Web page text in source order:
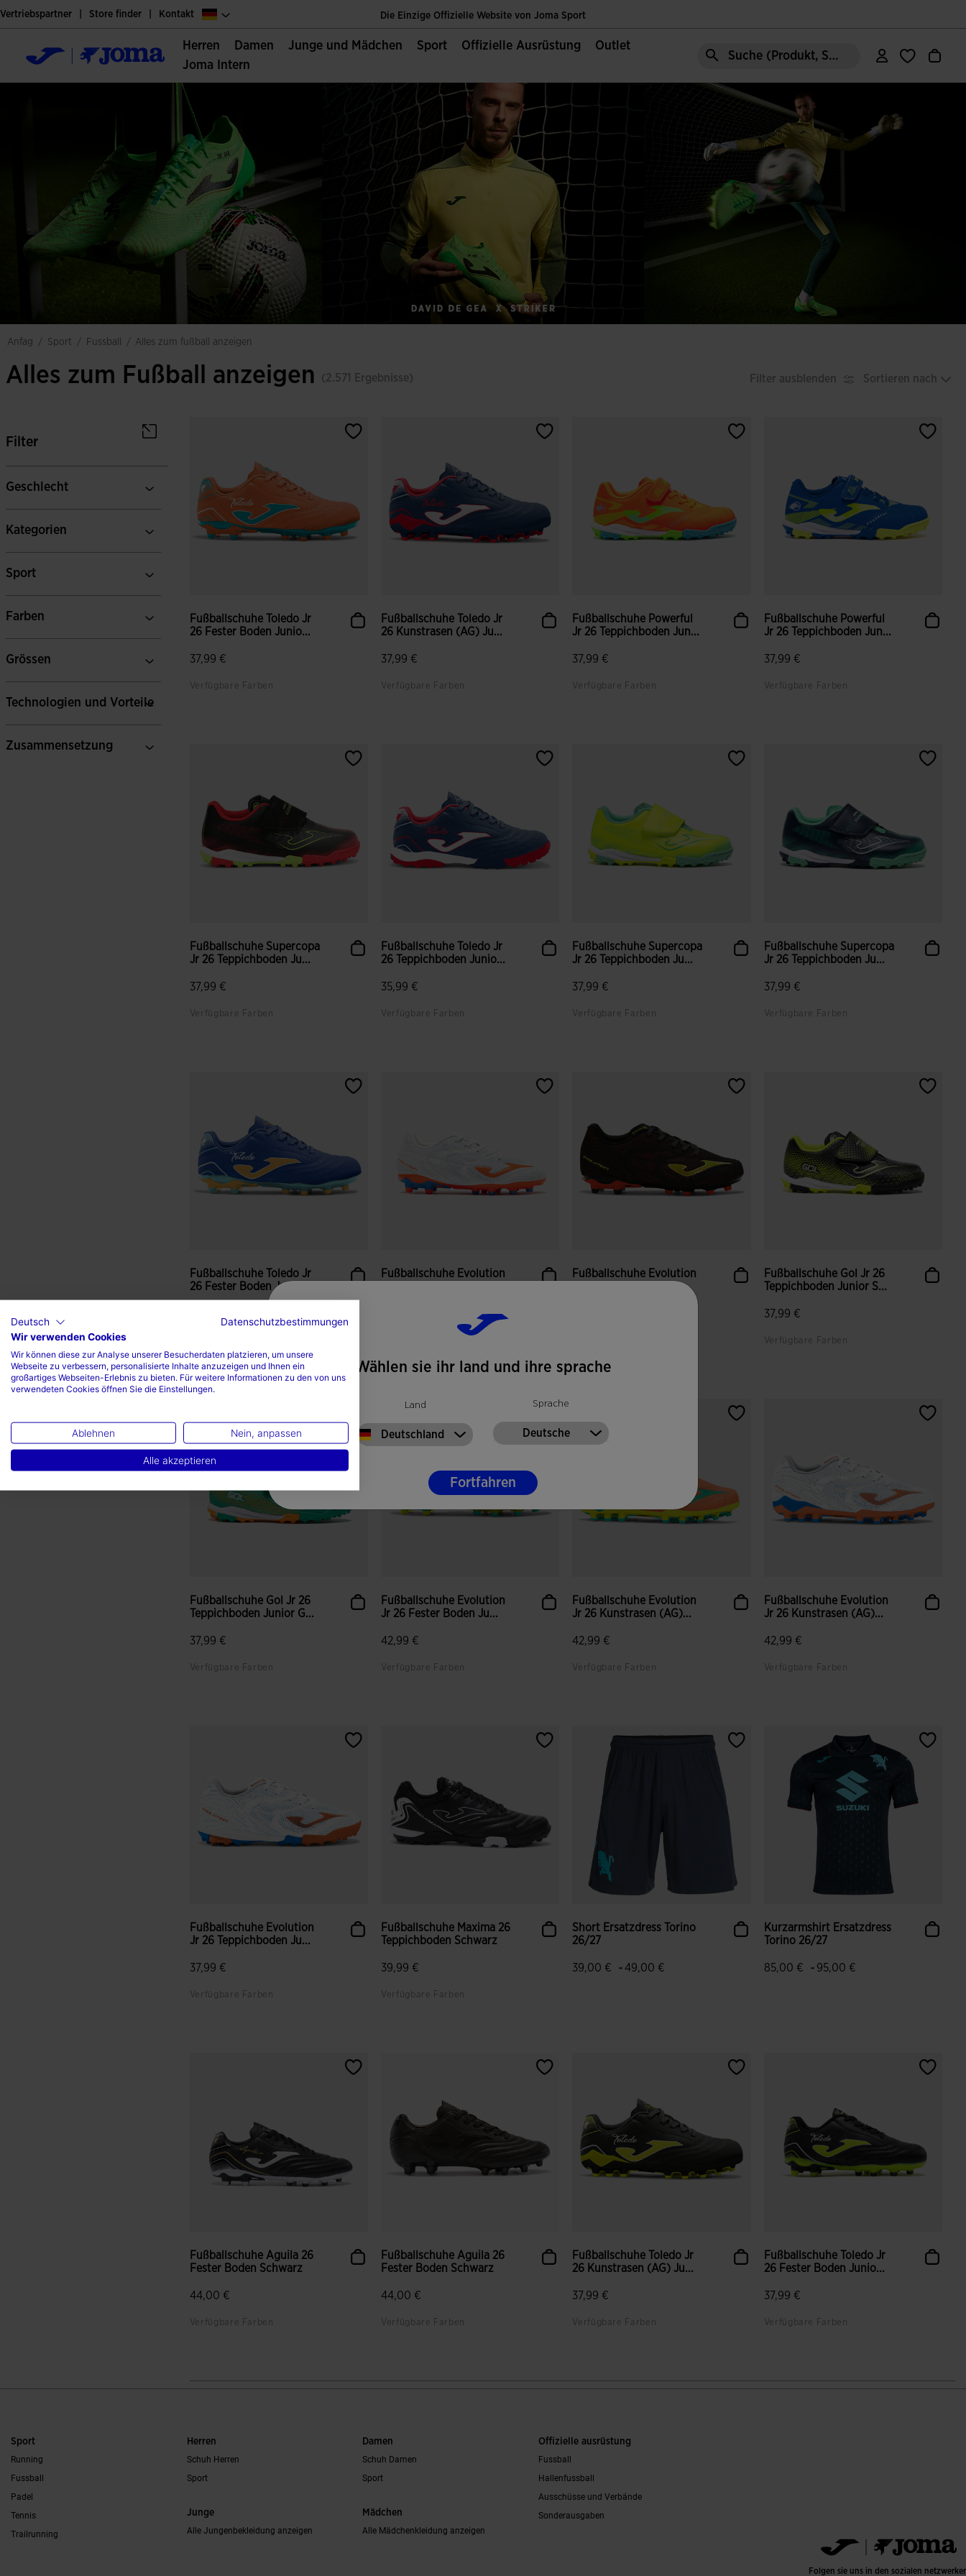
Die Einzige Offizielle Website von Joma Sport
Kosteloser versand ab 70€
Kosteloser versand ab 70€
Vertriebspartner Store finder Kontakt
Herren Damen Junge und Mädchen Sport Offizielle Ausrüstung
Outlet
Joma Intern
Suche (Produkt, Stil, Bereich, etc.)
anfag / sport / fussball / alles zum fußball anzeigen
Alles zum Fußball anzeigen (2.571 Ergebnisse) Filter ausblenden Sortieren nach
Filter
Geschlecht
Kategorien
Sport
Farben
Grössen
Technologien und Vorteile
Zusammensetzung
Fußballschuhe Toledo Jr
26 Fester Boden Junio...
37,99 €
Verfügbare Farben
Fußballschuhe Toledo Jr
26 Kunstrasen (AG) Ju...
37,99 €
Verfügbare Farben
Fußballschuhe Powerful
Jr 26 Teppichboden Jun...
37,99 €
Verfügbare Farben
Fußballschuhe Powerful
Jr 26 Teppichboden Jun...
37,99 €
Verfügbare Farben
Fußballschuhe Supercopa
Jr 26 Teppichboden Ju...
37,99 €
Verfügbare Farben
Fußballschuhe Toledo Jr
26 Teppichboden Junio...
35,99 €
Verfügbare Farben
Fußballschuhe Supercopa
Jr 26 Teppichboden Ju...
37,99 €
Verfügbare Farben
Fußballschuhe Supercopa
Jr 26 Teppichboden Ju...
37,99 €
Verfügbare Farben
Fußballschuhe Toledo Jr
26 Fester Boden Junio...
4 von 5 Kundenbewertungen
Fußballschuhe Evolution
Fußballschuhe Evolution
Jr 26 Fester Boden Ju...
Fußballschuhe Gol Jr 26
Teppichboden Junior S...
37,99 €
Verfügbare Farben
Fußballschuhe Gol Jr 26
Teppichboden Junior G...
37,99 €
Verfügbare Farben
Fußballschuhe Evolution
Jr 26 Fester Boden Ju...
42,99 €
Verfügbare Farben
Fußballschuhe Evolution
Jr 26 Kunstrasen (AG)...
42,99 €
Verfügbare Farben
Fußballschuhe Evolution
Jr 26 Kunstrasen (AG)...
42,99 €
Verfügbare Farben
Fußballschuhe Evolution
Jr 26 Teppichboden Ju...
37,99 €
Verfügbare Farben
Fußballschuhe Maxima 26
Teppichboden Schwarz
39,99 €
Verfügbare Farben
Short Ersatzdress Torino
26/27
39,00 € - 49,00 €
Kurzarmshirt Ersatzdress
Torino 26/27
85,00 € - 95,00 €
Fußballschuhe Aguila 26
Fester Boden Schwarz
44,00 €
Verfügbare Farben
5 von 5 Kundenbewertungen
Fußballschuhe Aguila 26
Fester Boden Schwarz
44,00 €
Verfügbare Farben
4,3 von 5 Kundenbewertungen
Fußballschuhe Toledo Jr
26 Kunstrasen (AG) Ju...
37,99 €
Verfügbare Farben
4,2 von 5 Kundenbewertungen
Fußballschuhe Toledo Jr
26 Fester Boden Junio...
37,99 €
Verfügbare Farben
3,7 von 5 Kundenbewertungen
Sport
Running
Fussball
Padel
Tennis
Trailrunning
Herren
Schuh Herren
Sport
Junge
Alle Jungenbekleidung anzeigen
Damen
Schuh Damen
Sport
Mädchen
Alle Mädchenkleidung anzeigen
Offizielle ausrüstung
Fussball
Hallenfussball
Ausschüsse und Verbände
Sonderausgaben
Folgen sie uns in den sozialen
Wählen sie ihr land und ihre sprache
Land
Deutschland
Sprache
Deutsche
Fortfahren
Deutsch
Datenschutzbestimmungen
Wir verwenden Cookies
Wir können diese zur Analyse unserer Besucherdaten platzieren, um unsere
Webseite zu verbessern, personalisierte Inhalte anzuzeigen und Ihnen ein
großartiges Webseiten-Erlebnis zu bieten. Für weitere Informationen zu den von uns
verwendeten Cookies öffnen Sie die Einstellungen.
Ablehnen Nein, anpassen
Alle akzeptieren